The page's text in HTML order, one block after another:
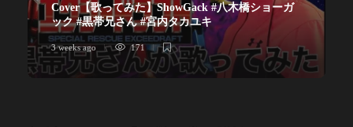
Cover【歌ってみた】ShowGack #八木橋ショーガ
ック #黒帯兄さん #宮内タカユキ
3 weeks ago 171